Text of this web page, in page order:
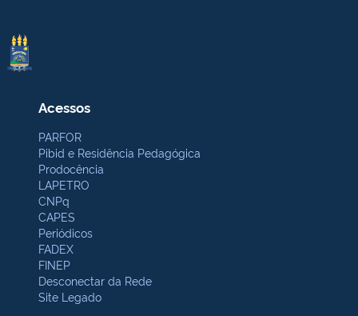
Acessos
PARFOR
Pibid e Residência Pedagógica
Prodocência
LAPETRO
CNPq
CAPES
Periódicos
FADEX
FINEP
Desconectar da Rede
Site Legado